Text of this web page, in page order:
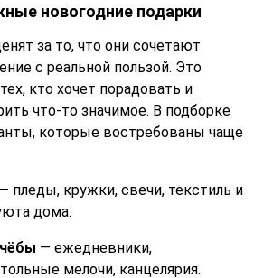
новогодние подарки
за то, что они сочетают
с реальной пользой. Это
кто хочет порадовать и
что-то значимое. В подборке
которые востребованы чаще
— пледы, кружки, свечи, текстиль и
дома.
— ежедневники,
мелочи, канцелярия.